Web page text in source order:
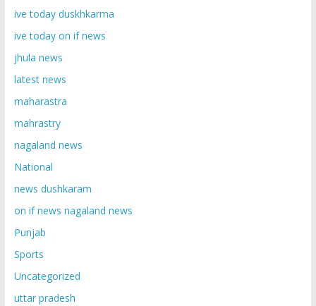
ive today duskhkarma
ive today on if news
jhula news
latest news
maharastra
mahrastry
nagaland news
National
news dushkaram
on if news nagaland news
Punjab
Sports
Uncategorized
uttar pradesh